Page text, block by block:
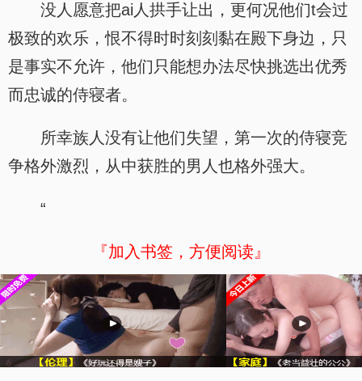
没人愿意把ai人拱手让出，更何况他们t会过
极致的欢乐，恨不得时时刻刻黏在殿下身边，只
是事实不允许，他们只能想办法尽快挑选出优秀
而忠诚的侍寝者。
所幸族人没有让他们失望，第一次的侍寝竞
争格外激烈，从中获胜的男人也格外强大。
“
『加入书签，方便阅读』